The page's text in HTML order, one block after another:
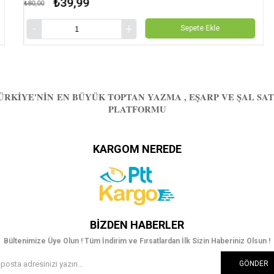
₺39,99
EN BÜYÜK TOPTAN YAZMA , EŞARP VE ŞAL
PLATFORMU
KARGOM NEREDE
BIZDEN HABERLER
Bültenimize Üye Olun ! Tüm İndirim ve Fırsatlardan İlk Sizin Haberiniz Olsun !
GÖNDER